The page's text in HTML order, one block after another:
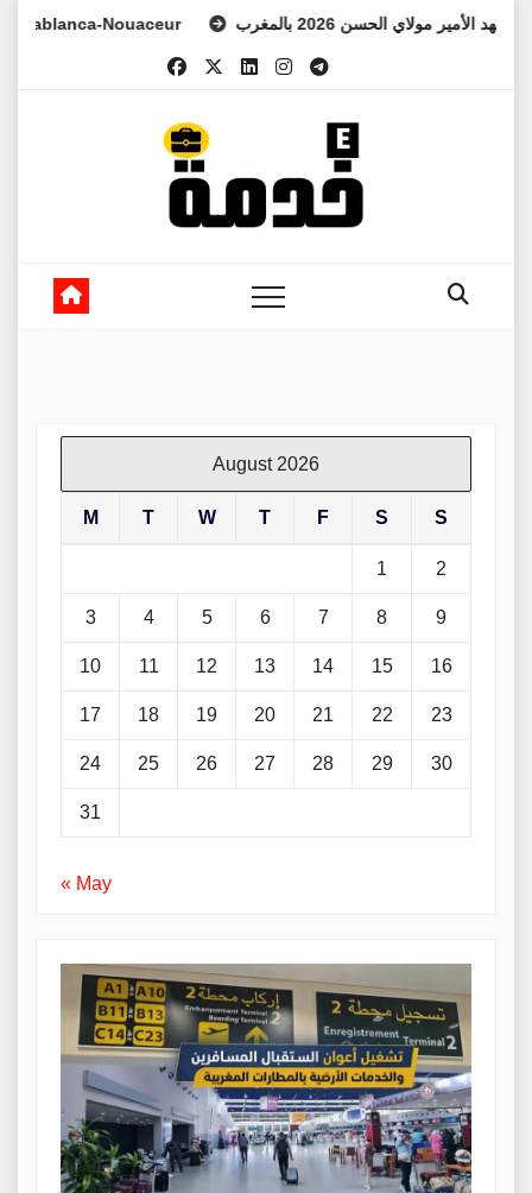
Nouaceur العهد الأمير مولاي الحسن 2026 بالمغرب
August 2026
M T W T F S S
1 2
3 4 5 6 7 8 9
10 11 12 13 14 15 16
17 18 19 20 21 22 23
24 25 26 27 28 29 30
31
« May